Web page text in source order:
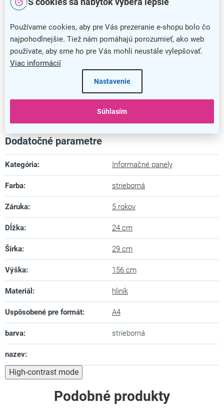
Používame cookies, aby pre Vás prezeranie e-shopu bolo čo
najpohodlnejšie. Tiež nám pomáhajú porozumieť, ako web
používate, aby sme ho pre Vás mohli neustále vylepšovať.
Viac informácií
Nastavenie
Súhlasím
Dodatočné parametre
Kategória: Informačné panely
Farba: strieborná
Záruka: 5 rokov
Dĺžka: 24 cm
Šírka: 29 cm
Výška: 156 cm
Materiál : hliník
Uspôsobené pre formát: A4
barva: strieborná
nazev:
High-contrast mode
Podobné produkty